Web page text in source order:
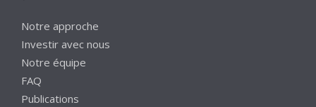
Notre approche
Investir avec nous
Notre équipe
FAQ
Publications